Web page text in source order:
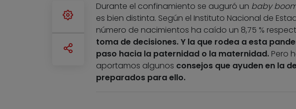
Durante el confinamiento se auguró un baby
es bien distinta. Según el Instituto Nacional de
número de nacimientos ha caído un 8,75 %
toma de decisiones. Y la que rodea a esta
paso hacia la paternidad o la maternidad.Pero
aportamos algunos consejos que ayuden en la
preparados para ello.